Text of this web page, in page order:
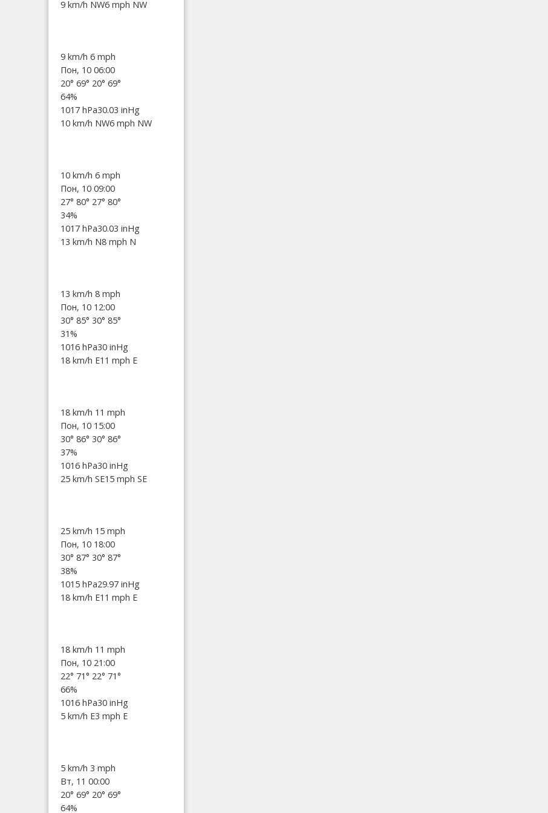
9 km/h NW6 mph NW
9 km/h 6 mph
Пон, 10 06:00
20° 69° 20° 69°
64%
1017 hPa30.03 inHg
10 km/h NW6 mph NW
10 km/h 6 mph
Пон, 10 09:00
27° 80° 27° 80°
34%
1017 hPa30.03 inHg
13 km/h N8 mph N
13 km/h 8 mph
Пон, 10 12:00
30° 85° 30° 85°
31%
1016 hPa30 inHg
18 km/h E11 mph E
18 km/h 11 mph
Пон, 10 15:00
30° 86° 30° 86°
37%
1016 hPa30 inHg
25 km/h SE15 mph SE
25 km/h 15 mph
Пон, 10 18:00
30° 87° 30° 87°
38%
1015 hPa29.97 inHg
18 km/h E11 mph E
18 km/h 11 mph
Пон, 10 21:00
22° 71° 22° 71°
66%
1016 hPa30 inHg
5 km/h E3 mph E
5 km/h 3 mph
Вт, 11 00:00
20° 69° 20° 69°
64%